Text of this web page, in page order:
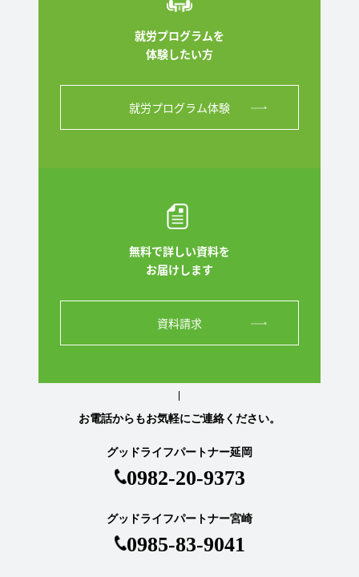
就労プログラムを
体験したい方
就労プログラム体験
無料で詳しい資料を
お届けします
資料請求
お電話からもお気軽にご連絡ください。
グッドライフパートナー延岡
0982-20-9373
グッドライフパートナー宮崎
0985-83-9041